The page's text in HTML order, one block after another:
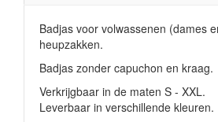
Badjas voor volwassenen (dames
heupzakken.
Badjas zonder capuchon en kraag.
Verkrijgbaar in de maten S - XXL.
Leverbaar in verschillende kleuren.